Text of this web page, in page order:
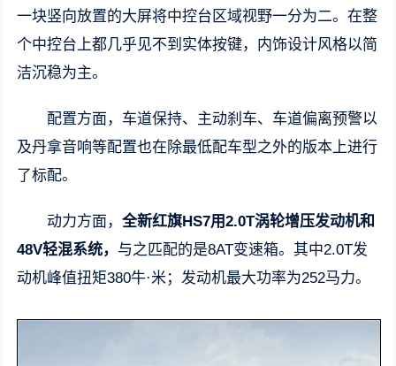
一块竖向放置的大屏将中控台区域视野一分为二。在整
个中控台上都几乎见不到实体按键，内饰设计风格以简
洁沉稳为主。
配置方面，车道保持、主动刹车、车道偏离预警以
及丹拿音响等配置也在除最低配车型之外的版本上进行
了标配。
动力方面，全新红旗HS7用2.0T涡轮增压发动机和
48V轻混系统， 与之匹配的是8AT变速箱。其中2.0T发
动机峰值扭矩380牛·米；发动机最大功率为252马力。